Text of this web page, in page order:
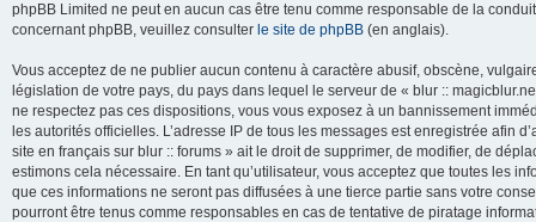
phpBB Limited ne peut en aucun cas être tenu comme responsable de la
concernant phpBB, veuillez consulter le site de phpBB (en anglais).
Vous acceptez de ne publier aucun contenu à caractère abusif, obscène,
législation de votre pays, du pays dans lequel le serveur de « blur ::
ne respectez pas ces dispositions, vous vous exposez à un bannissement
les autorités officielles. L’adresse IP de tous les messages est enregistrée afin
site en français sur blur :: forums » ait le droit de supprimer, de modifier, de
estimons cela nécessaire. En tant qu’utilisateur, vous acceptez que toutes les
que ces informations ne seront pas diffusées à une tierce partie sans votre
pourront être tenus comme responsables en cas de tentative de piratage